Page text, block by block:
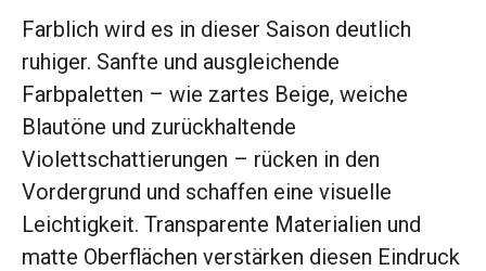
Farblich wird es in dieser Saison deutlich
ruhiger. Sanfte und ausgleichende
Farbpaletten – wie zartes Beige, weiche
Blautöne und zurückhaltende
Violettschattierungen – rücken in den
Vordergrund und schaffen eine visuelle
Leichtigkeit. Transparente Materialien und
matte Oberflächen verstärken diesen Eindruck